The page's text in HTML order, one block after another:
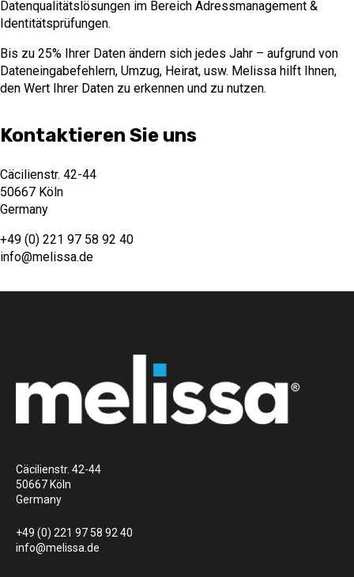
Datenqualitätslösungen im Bereich Adressmanagement &
Identitätsprüfungen.
Bis zu 25% Ihrer Daten ändern sich jedes Jahr – aufgrund von
Dateneingabefehlern, Umzug, Heirat, usw. Melissa hilft Ihnen,
den Wert Ihrer Daten zu erkennen und zu nutzen.
Kontaktieren Sie uns
Cäcilienstr. 42-44
50667 Köln
Germany
+49 (0) 221 97 58 92 40
info@melissa.de
Cäcilienstr. 42-44
50667 Köln
Germany
+49 (0) 221 97 58 92 40
info@melissa.de